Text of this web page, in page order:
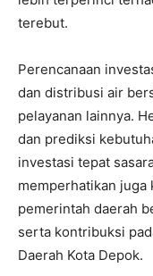
terebut.
Perencanaan
dan distribusi air
pelayanan lainnya.
dan prediksi
investasi tepat
memperhatikan juga
pemerintah daerah
serta kontribuksi
Daerah Kota Depok.